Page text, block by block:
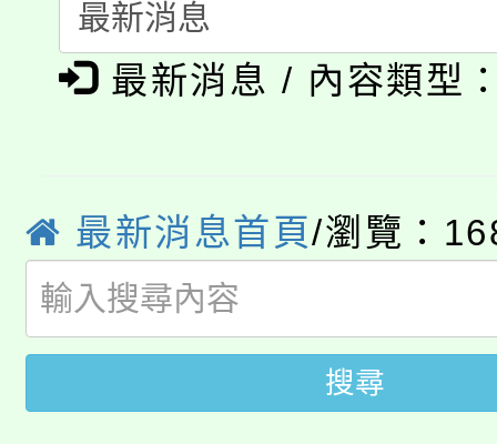
程
「本色祭」8/29、30在
場熱烈登場!
8/21下午1時於龍潭區
開!
115年桃園市運動會8/
田徑場及游泳池舉行。
桃園市低收入戶享有免
視費優惠，中低收入戶
大園自造教育及科技中
份教師增能研習
大溪自造教育及科技中
最新消息 / 內容類型
最新消息首頁/瀏覽：
搜尋